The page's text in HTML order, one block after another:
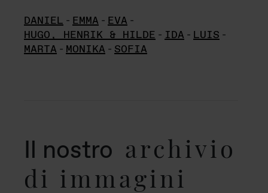
DANIEL - EMMA - EVA -
HUGO, HENRIK & HILDE - IDA - LUIS -
MARTA - MONIKA - SOFIA
Il nostro archivio
di immagini